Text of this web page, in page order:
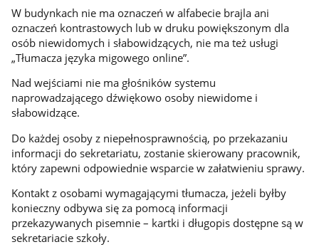
W budynkach nie ma oznaczeń w alfabecie brajla ani
oznaczeń kontrastowych lub w druku powiększonym dla
osób niewidomych i słabowidzących, nie ma też usługi
„Tłumacza języka migowego online”.
Nad wejściami nie ma głośników systemu
naprowadzającego dźwiękowo osoby niewidome i
słabowidzące.
Do każdej osoby z niepełnosprawnością, po przekazaniu
informacji do sekretariatu, zostanie skierowany pracownik,
który zapewni odpowiednie wsparcie w załatwieniu sprawy.
Kontakt z osobami wymagającymi tłumacza, jeżeli byłby
konieczny odbywa się za pomocą informacji
przekazywanych pisemnie – kartki i długopis dostępne są w
sekretariacie szkoły.